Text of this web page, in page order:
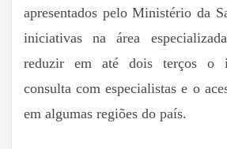
apresentados pelo Ministério da
iniciativas na área
reduzir em até dois terços o
consulta com especialistas e o
em algumas regiões do país.